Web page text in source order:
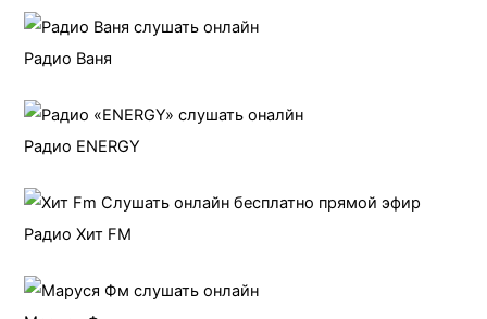
Радио Ваня
Радио ENERGY
Радио Хит FM